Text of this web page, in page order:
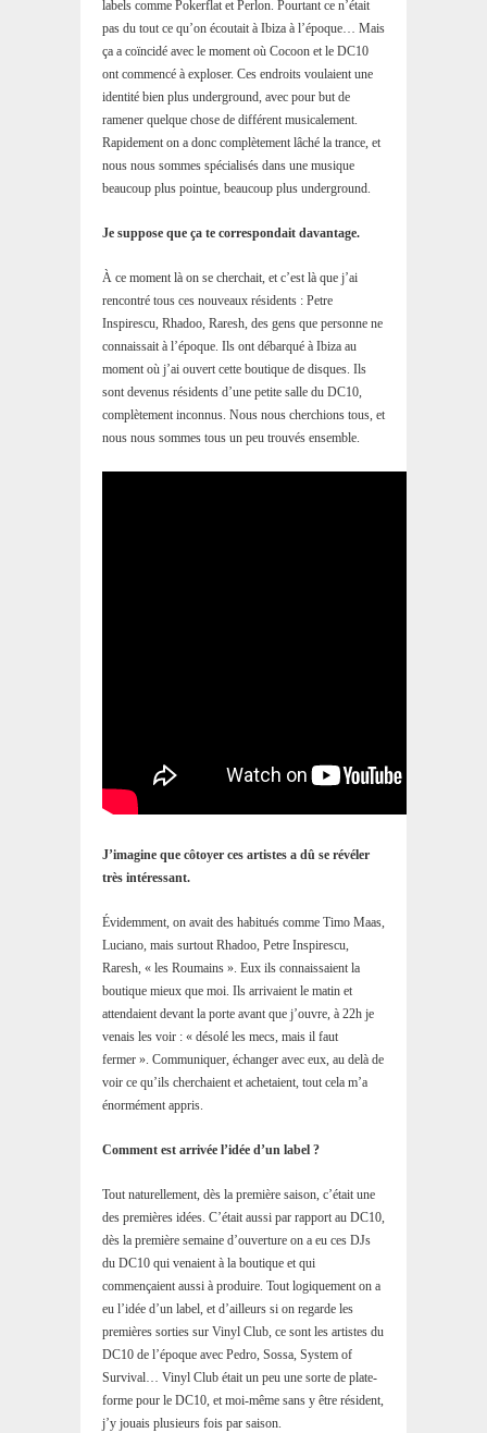
labels comme Pokerflat et Perlon. Pourtant ce n’était
pas du tout ce qu’on écoutait à Ibiza à l’époque… Mais
ça a coïncidé avec le moment où Cocoon et le DC10
ont commencé à exploser. Ces endroits voulaient une
identité bien plus underground, avec pour but de
ramener quelque chose de différent musicalement.
Rapidement on a donc complètement lâché la trance, et
nous nous sommes spécialisés dans une musique
beaucoup plus pointue, beaucoup plus underground.
Je suppose que ça te correspondait davantage.
À ce moment là on se cherchait, et c’est là que j’ai
rencontré tous ces nouveaux résidents : Petre
Inspirescu, Rhadoo, Raresh, des gens que personne ne
connaissait à l’époque. Ils ont débarqué à Ibiza au
moment où j’ai ouvert cette boutique de disques. Ils
sont devenus résidents d’une petite salle du DC10,
complètement inconnus. Nous nous cherchions tous, et
nous nous sommes tous un peu trouvés ensemble.
J’imagine que côtoyer ces artistes a dû se révéler
très intéressant.
Évidemment, on avait des habitués comme Timo Maas,
Luciano, mais surtout Rhadoo, Petre Inspirescu,
Raresh, « les Roumains ». Eux ils connaissaient la
boutique mieux que moi. Ils arrivaient le matin et
attendaient devant la porte avant que j’ouvre, à 22h je
venais les voir : « désolé les mecs, mais il faut
fermer ». Communiquer, échanger avec eux, au delà de
voir ce qu’ils cherchaient et achetaient, tout cela m’a
énormément appris.
Comment est arrivée l’idée d’un label ?
Tout naturellement, dès la première saison, c’était une
des premières idées. C’était aussi par rapport au DC10,
dès la première semaine d’ouverture on a eu ces DJs
du DC10 qui venaient à la boutique et qui
commençaient aussi à produire. Tout logiquement on a
eu l’idée d’un label, et d’ailleurs si on regarde les
premières sorties sur Vinyl Club, ce sont les artistes du
DC10 de l’époque avec Pedro, Sossa, System of
Survival… Vinyl Club était un peu une sorte de plate-
forme pour le DC10, et moi-même sans y être résident,
j’y jouais plusieurs fois par saison.